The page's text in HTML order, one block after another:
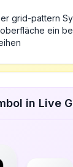
grid-pattern
ein
in Live